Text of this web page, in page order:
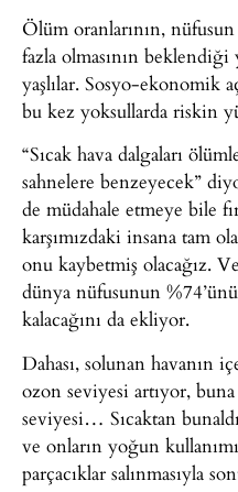
Ölüm oranlarının,
fazla olmasının
yaşlılar. Sosyo-ekonomik
bu kez yoksullarda riskin
“Sıcak hava dalgaları
sahnelere benzeyecek”
de müdahale etmeye bile
karşımızdaki insana tam
onu kaybetmiş olacağız.
dünya nüfusunun
kalacağını da ekliyor.
Dahası, solunan havanın
ozon seviyesi artıyor,
seviyesi… Sıcaktan
ve onların yoğun
parçacıklar salınmasıyla